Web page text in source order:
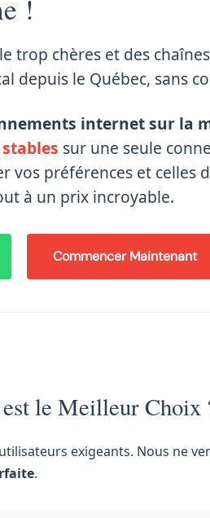
!
trop chères et des
depuis le Québec, sans
internet sur la
sur une seule
vos préférences et celles
à un prix incroyable.
Commencer Maintenant
le Meilleur Choix
exigeants. Nous ne
.